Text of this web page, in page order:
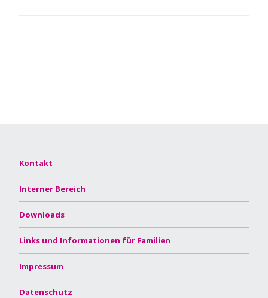
Kontakt
Interner Bereich
Downloads
Links und Informationen für Familien
Impressum
Datenschutz